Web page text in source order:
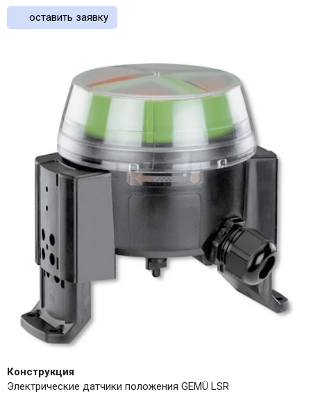
оставить заявку
Конструкция
Электрические датчики положения GEMÜ LSR